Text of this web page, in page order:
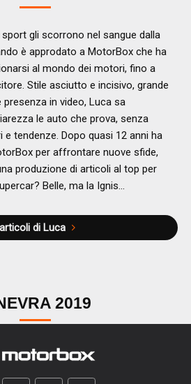
gli scorrono nel sangue dalla
è approdato a MotorBox che ha
al mondo dei motori, fino a
Stile asciutto e incisivo, grande
in video, Luca sa
le auto che prova, senza
e tendenze. Dopo quasi 12 anni ha
per affrontare nuove sfide,
produzione di articoli al top per
Belle, ma la Ignis...
di Luca
2019